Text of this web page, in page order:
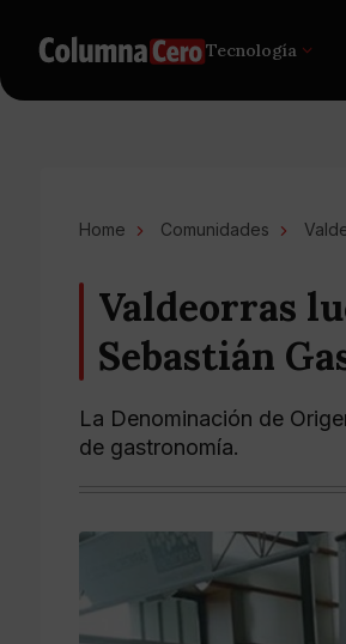
Tecnología
Home Comunidades
Valdeorras
Sebastián
La Denominación de
de gastronomía.